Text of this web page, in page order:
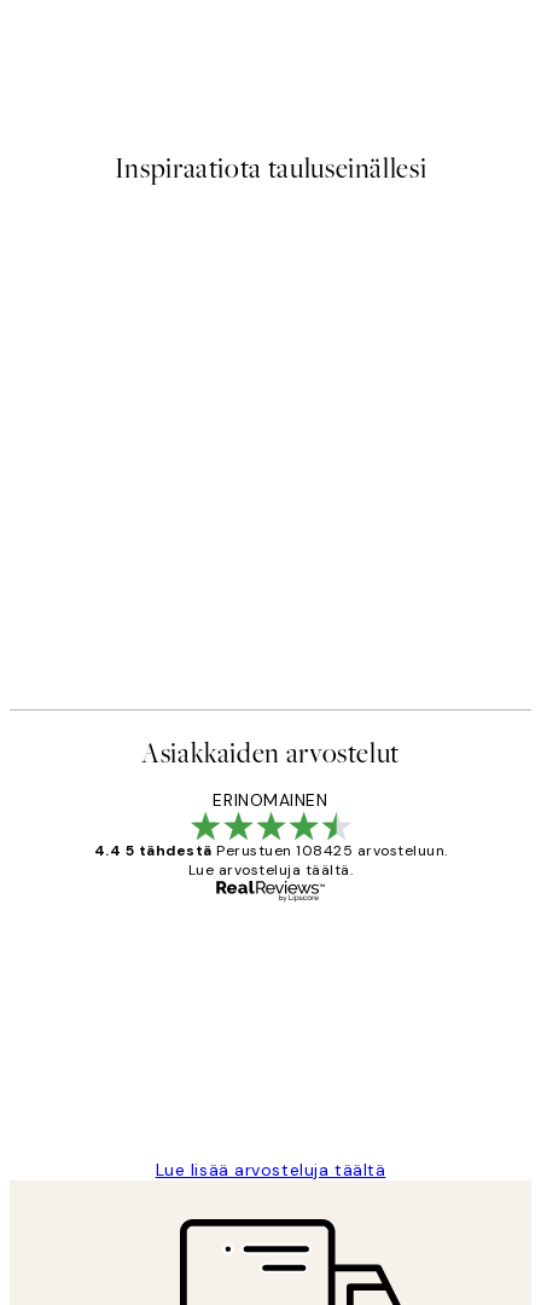
Inspiraatiota tauluseinällesi
Asiakkaiden arvostelut
ERINOMAINEN
4.4 5 tähdestä Perustuen 108425 arvosteluun.
Lue arvosteluja täältä.
Lue lisää arvosteluja täältä